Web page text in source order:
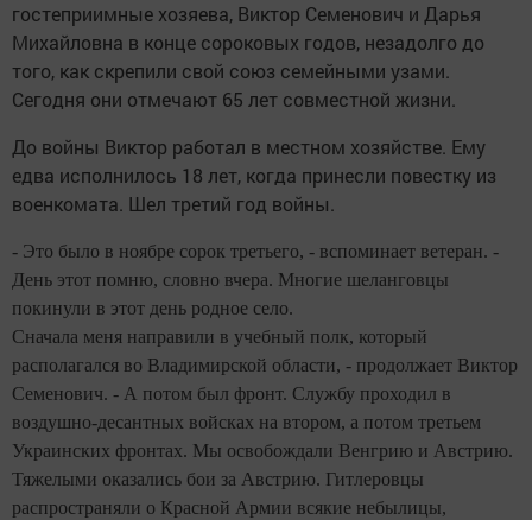
гостеприимные хозяева, Виктор Семенович и Дарья
Михайловна в конце сороковых годов, незадолго до
того, как скрепили свой союз семейными узами.
Сегодня они отмечают 65 лет совместной жизни.
До войны Виктор работал в местном хозяйстве. Ему
едва исполнилось 18 лет, когда принесли повестку из
военкомата. Шел третий год войны.
- Это было в ноябре сорок третьего, - вспоминает ветеран. -
День этот помню, словно вчера. Многие шеланговцы
покинули в этот день родное село.
Сначала меня направили в учебный полк, который
располагался во Владимирской области, - продолжает Виктор
Семенович. - А потом был фронт. Службу проходил в
воздушно-десантных войсках на втором, а потом третьем
Украинских фронтах. Мы освобождали Венгрию и Австрию.
Тяжелыми оказались бои за Австрию. Гитлеровцы
распространяли о Красной Армии всякие небылицы,